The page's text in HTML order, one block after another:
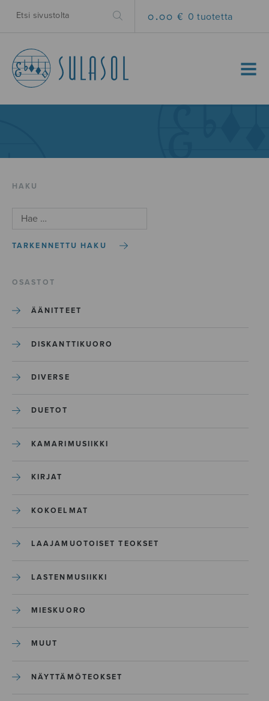
0.00 € 0 tuotetta
MENU
HAKU
TARKENNETTU HAKU
OSASTOT
ÄÄNITTEET
DISKANTTIKUORO
DIVERSE
DUETOT
KAMARIMUSIIKKI
KIRJAT
KOKOELMAT
LAAJAMUOTOISET TEOKSET
LASTENMUSIIKKI
MIESKUORO
MUUT
NÄYTTÄMÖTEOKSET